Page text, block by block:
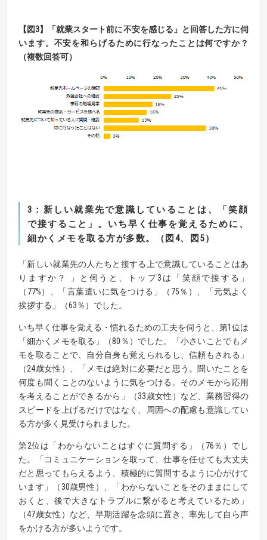
【 図3】
「就業スタート前に不安を感じる」と回答した方に伺
います。 不安を和らげるために行なったことは何ですか？
（複数回答可）
3 ：新しい就業先で意識していることは、「笑顔
で接すること」。 いち早く仕事を覚えるために、
細かくメモを取る方が多数。（図 4、図 5）
「新しい就業先の人たちと接する上で意識していることはあ
りますか？ 」と伺うと、トップ3は「笑顔で接する」
（77%）、「言葉遣いに気をつける」（75％）、「元気よく
挨拶する」（63％）でした。
いち早く仕事を覚える・慣れるための工夫を伺うと、第1位は
「細かくメモを取る」（80％）でした。「小さいことでもメ
モを取ることで、自分自身も覚えられるし、信頼もされる」
（24歳女性）、「メモは絶対に必要だと思う。聞いたことを
何度も聞くことのないように気をつける。そのメモから応用
を考えることができるから」（33歳女性）など、業務習得の
スピードを上げるだけではなく、周囲への配慮も意識してい
る方が多く見受けられました。
第2位は「わからないことはすぐに質問する」（76％）でし
た。「コミュニケーションを取って、仕事を任せても大丈夫
だと思ってもらえるよう、積極的に質問するように心がけて
います」（30歳男性）、「わからないことをそのままにして
おくと、後で大きなトラブルに繋がると考えているため」
（47歳女性）など、早期活躍を念頭に置き、率先して自ら声
をかける方が多いようです。